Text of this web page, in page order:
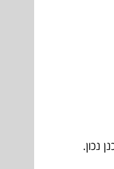
נכון.